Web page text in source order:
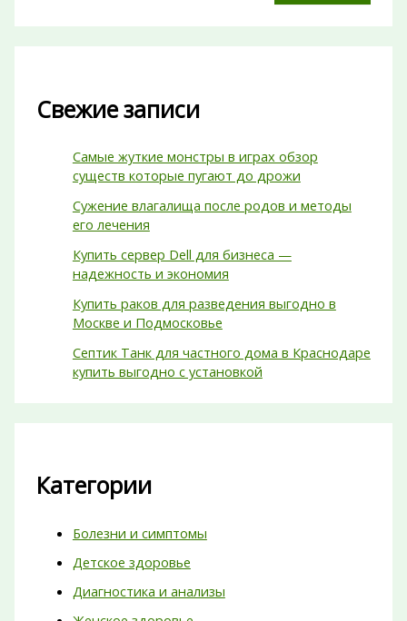
Свежие записи
Самые жуткие монстры в играх обзор
существ которые пугают до дрожи
Сужение влагалища после родов и методы
его лечения
Купить сервер Dell для бизнеса —
надежность и экономия
Купить раков для разведения выгодно в
Москве и Подмосковье
Септик Танк для частного дома в Краснодаре
купить выгодно с установкой
Категории
Болезни и симптомы
Детское здоровье
Диагностика и анализы